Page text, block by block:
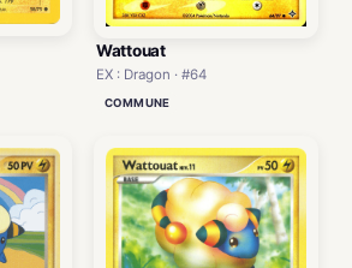
Wattouat
EX : Dragon · #64
COMMUNE